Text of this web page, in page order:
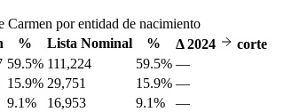
Carmen por entidad de nacimiento
% Lista Nominal % Δ2024
corte
59.5% 111,224 59.5% —
15.9% 29,751 15.9% —
9.1% 16,953 9.1%
—